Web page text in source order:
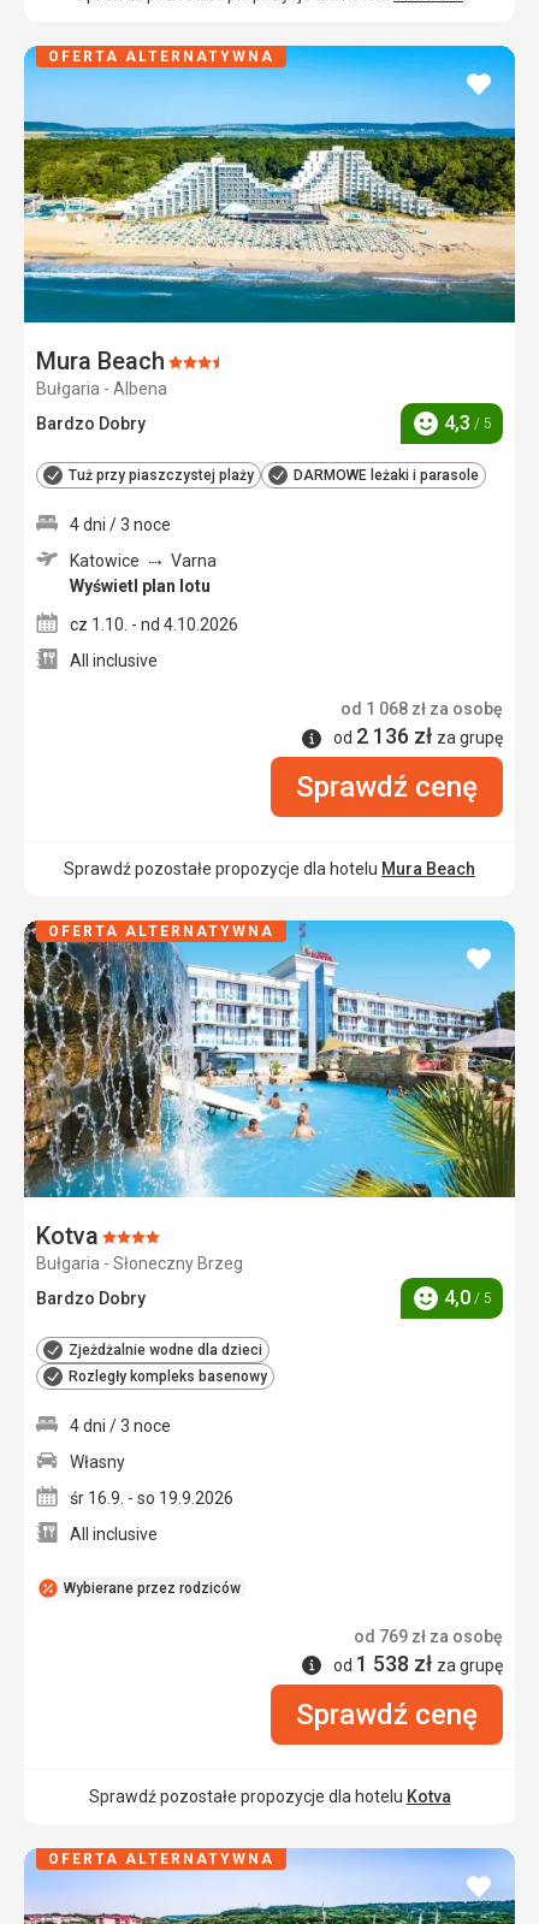
Mura Beach Ocena:
Bułgaria - Albena
Bardzo Dobry
Ocena
4,3 / 5
Tuż przy piaszczystej plaży DARMOWE leżaki i parasole
dodaj
4 dni / 3 noce
Katowice
Varna
Wyświetl plan lotu
cz 1.10. - nd 4.10.2026
All inclusive
od 1 068 zł za osobę
Informacje
od 2 136 zł za grupę
Sprawdź cenę
Sprawdź pozostałe propozycje dla hotelu Mura Beach
OFERTA ALTERNATYWNA
Kotva Ocena:
4/5
Bułgaria - Słoneczny Brzeg
Bardzo Dobry
Ocena
4,0 / 5
Zjeżdżalnie wodne dla dzieci
Rozległy kompleks basenowy
dodaj
Wybierane przez rodziców
4 dni / 3 noce
Własny
śr 16.9. - so 19.9.2026
All inclusive
od 769 zł za osobę
Informacje
od 1 538 zł za grupę
Sprawdź cenę
Sprawdź pozostałe propozycje dla hotelu Kotva
OFERTA ALTERNATYWNA
dodaj
do
OFERTA ALTERNATYWNA